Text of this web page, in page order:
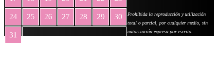
24 25 26 27 28 29 30
31
Prohibida la reproducción y utilización
total o parcial, por cualquier medio, sin
autorización expresa por escrito.